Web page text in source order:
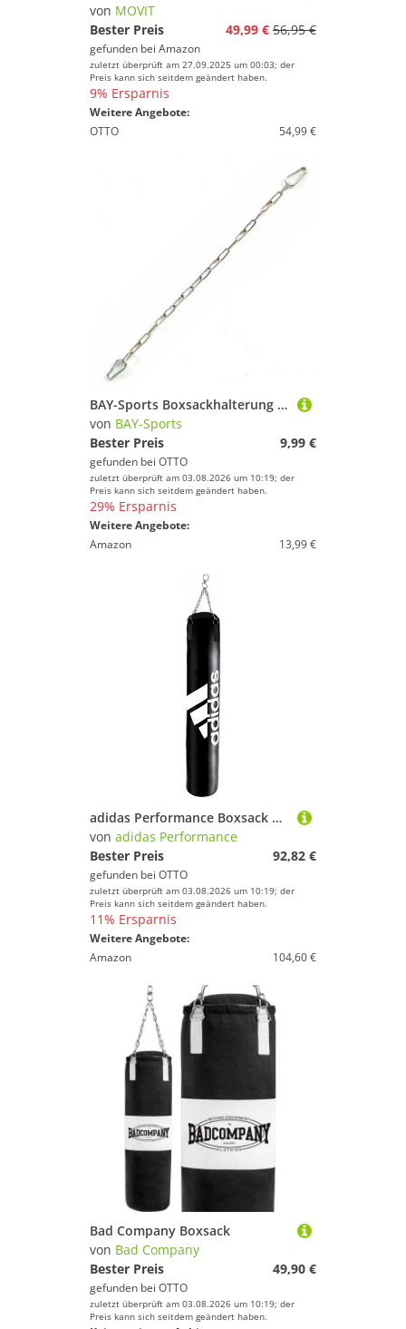
von MOVIT
Bester Preis
49,99 € 56,95 €
gefunden bei Amazon
zuletzt überprüft am 27.09.2025 um 00:03; der
Preis kann sich seitdem geändert haben.
9% Ersparnis
Weitere Angebote:
OTTO
54,99 €
BAY-Sports Boxsackhalterung 85 cm Sandsack Aufhängung Verlängerung Kette Boxsack
von BAY-Sports
Bester Preis
9,99 €
gefunden bei OTTO
zuletzt überprüft am 03.08.2026 um 10:19; der
Preis kann sich seitdem geändert haben.
29% Ersparnis
Weitere Angebote:
Amazon
13,99 €
adidas Performance Boxsack Boxing Bag Classic
von adidas Performance
Bester Preis
92,82 €
gefunden bei OTTO
zuletzt überprüft am 03.08.2026 um 10:19; der
Preis kann sich seitdem geändert haben.
11% Ersparnis
Weitere Angebote:
Amazon
104,60 €
Bad Company Boxsack
von Bad Company
Bester Preis
49,90 €
gefunden bei OTTO
zuletzt überprüft am 03.08.2026 um 10:19; der
Preis kann sich seitdem geändert haben.